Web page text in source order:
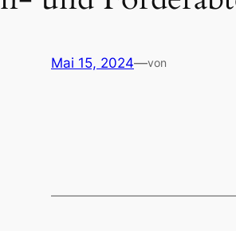
Mai 15, 2024—von